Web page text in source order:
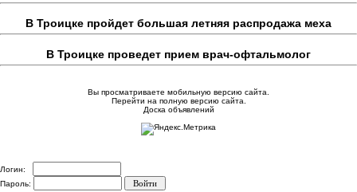
В Троицке пройдет большая летняя распродажа меха
В Троицке проведет прием врач-офтальмолог
Вы просматриваете мобильную версию сайта.
Перейти на полную версию сайта.
Доска объявлений
Логин:
Пароль: